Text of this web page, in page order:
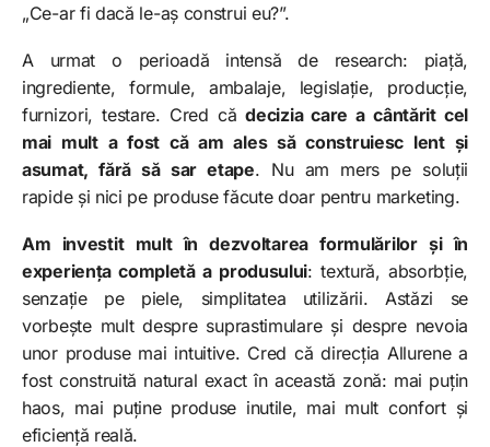
„Ce-ar fi dacă le-aș construi eu?”.
A urmat o perioadă intensă de research: piață,
ingrediente, formule, ambalaje, legislație, producție,
furnizori, testare. Cred cădecizia care a cântărit cel
mai mult a fost că am ales să construiesc lent și
asumat, fără să sar etape. Nu am mers pe soluții
rapide și nici pe produse făcute doar pentru marketing.
Am investit mult în dezvoltarea formulărilor și în
experiența completă a produsului: textură, absorbție,
senzație pe piele, simplitatea utilizării. Astăzi se
vorbește mult despre suprastimulare și despre nevoia
unor produse mai intuitive. Cred că direcția Allurene a
fost construită natural exact în această zonă: mai puțin
haos, mai puține produse inutile, mai mult confort și
eficiență reală.